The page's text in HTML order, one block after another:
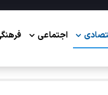
اجتماعی